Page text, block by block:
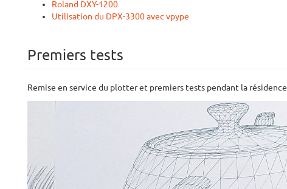
Roland DXY-1200
Utilisation du DPX-3300 avec vpype
Premiers tests
Remise en service du plotter et premiers tests pendant la résidence